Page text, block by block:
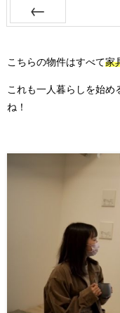
こちらの物件はすべて家
これも一人暮らしを始め
ね！